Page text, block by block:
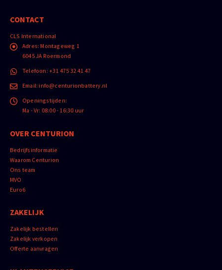
CONTACT
CLS International
Adres: Montageweg 1
6045 JA Roermond
Telefoon: +31 475 32 41 47
Email: info@centurionbattery.nl
Openingstijden:
Ma - Vr: 08:00 - 16:30 uur
OVER CENTURION
Bedrijfsinformatie
Waarom Centurion
Ons team
MVO
Euro6
ZAKELIJK
Zakelijk bestellen
Zakelijk verkopen
Offerte aanvragen